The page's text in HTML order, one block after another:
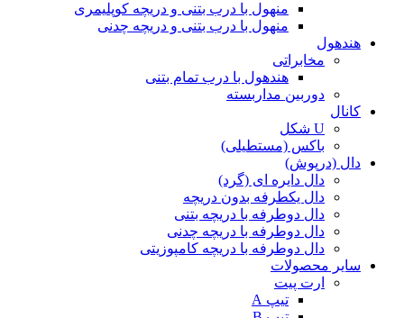
منهول با درب بتنی و دریچه کوپلیمری
منهول با درب بتنی و دریچه چدنی
هندهول
مخابراتی
هندهول با درب تمام بتنی
دوربین مداربسته
کانال
U شکل
باکس (مستطیلی)
دال (درپوش)
دال دایره ای (گرد)
دال یکطرفه بدون دریچه
دال دوطرفه با دریچه بتنی
دال دوطرفه با دریچه چدنی
دال دوطرفه با دریچه کامپوزیتی
سایر محصولات
ارت پیت
تیپ A